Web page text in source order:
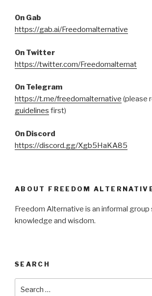
On Gab
https://gab.ai/Freedomalternative
On Twitter
https://twitter.com/Freedomalternat
On Telegram
https://t.me/freedomalternative (please
guidelines first)
On Discord
https://discord.gg/Xgb5HaKA85
ABOUT FREEDOM
Freedom Alternative is an informal
knowledge and wisdom.
SEARCH